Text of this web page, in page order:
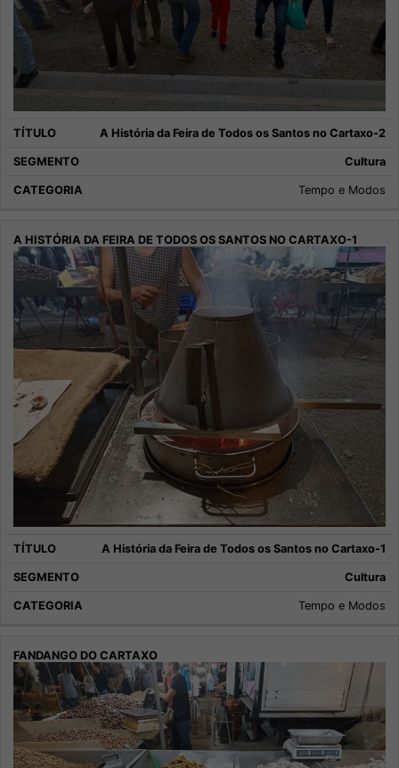
A História da Feira de Todos os Santos no Cartaxo-2
Cultura
Tempo e Modos
A História da Feira de Todos os Santos no Cartaxo-1
Cultura
Tempo e Modos